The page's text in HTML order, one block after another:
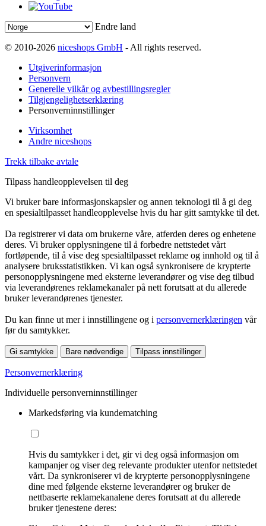
Endre land
© 2010-2026 niceshops GmbH - All rights reserved.
Utgiverinformasjon
Personvern
Generelle vilkår og avbestillingsregler
Tilgjengelighetserklæring
Personverninnstillinger
Virksomhet
Andre niceshops
Trekk tilbake avtale
Tilpass handleopplevelsen til deg
Vi bruker bare informasjonskapsler og annen teknologi til å gi deg
en spesialtilpasset handleopplevelse hvis du har gitt samtykke til det.
Da registrerer vi data om brukerne våre, atferden deres og enhetene
deres. Vi bruker opplysningene til å forbedre nettstedet vårt
fortløpende, til å vise deg spesialtilpasset reklame og innhold og til å
analysere bruksstatistikken. Vi kan også synkronisere de krypterte
personopplysningene med eksterne leverandører og vise deg tilbud
via leverandørenes reklamekanaler på nett forutsatt at du allerede
bruker leverandørenes tjenester.
Du kan finne ut mer i innstillingene og i personvernerklæringen vår
før du samtykker.
Gi samtykke Bare nødvendige Tilpass innstillinger
Personvernerklæring
Individuelle personverninnstillinger
Markedsføring via kundematching
Hvis du samtykker i det, gir vi deg også informasjon om
kampanjer og viser deg relevante produkter utenfor nettstedet
vårt. Da synkroniserer vi de krypterte personopplysningene
dine med følgende eksterne leverandører og bruker de
nettbaserte reklamekanalene deres forutsatt at du allerede
bruker tjenestene deres: